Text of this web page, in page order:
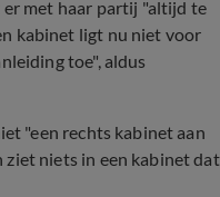
met haar partij "altijd te
kabinet ligt nu niet voor
toe", aldus
"een rechts kabinet aan
ziet niets in een kabinet dat